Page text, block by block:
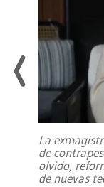
La
de
olvido,
de nuevas